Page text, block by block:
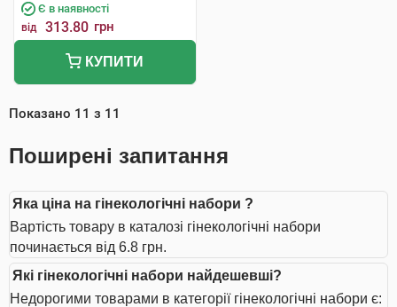
Є в наявності
від 313.80 грн
КУПИТИ
Показано 11 з 11
Поширені запитання
Яка ціна на гінекологічні набори ?
Вартість товару в каталозі гінекологічні набори
починається від 6.8 грн.
Які гінекологічні набори найдешевші?
Недорогими товарами в категорії гінекологічні набори є: